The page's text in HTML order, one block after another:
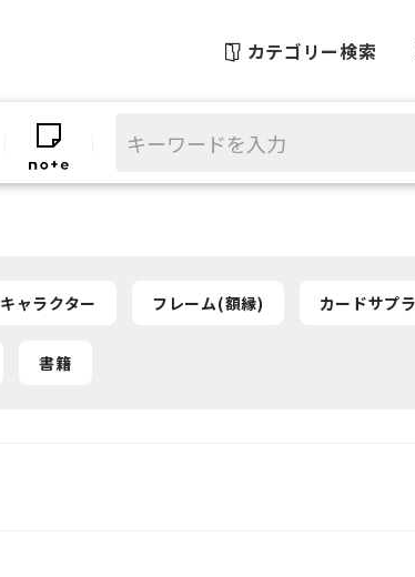
カテゴリー検索
キャラクター フレーム(額縁) カードサプ
書籍